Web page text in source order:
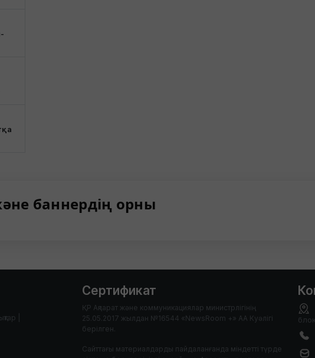
баннердің орны
|
Сертификат
ҚР Ақпарат және коммуникациялар министрлігінің
25.05.2017 жылдан №16544 «NewsRoom +» АА Куәлігі
берілген.
Сайттағы материалдарды пайдаланғанда міндетті түрде